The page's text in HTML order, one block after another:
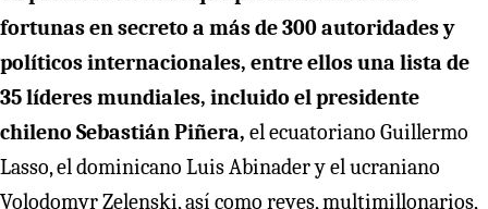
fortunas en secreto a más de 300 autoridades y
políticos internacionales, entre ellos una lista de
35 líderes mundiales, incluido el presidente
chileno Sebastián Piñera, el ecuatoriano Guillermo
Lasso, el dominicano Luis Abinader y el ucraniano
Volodomyr Zelenski, así como reyes, multimillonarios,